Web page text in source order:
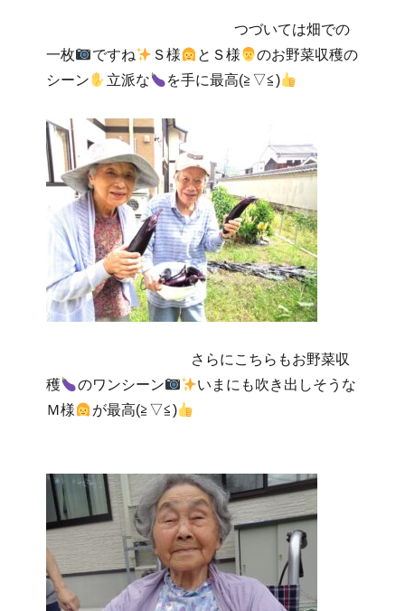
つづいては畑での
一枚
ですね Ｓ様 とＳ様
のお野菜収穫の
シーン
立派な を手に最高(≧▽≦)
さらにこちらもお野菜収
穫
のワンシーン
いまにも吹き出しそうな
Ｍ様
が最高(≧▽≦)